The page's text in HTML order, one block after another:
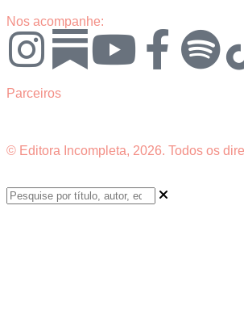
Nos acompanhe:
Parceiros
© Editora Incompleta, 2026. Todos os